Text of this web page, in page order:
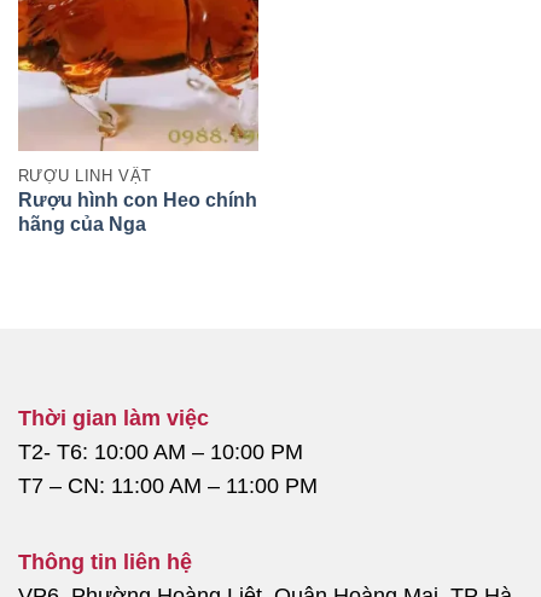
RƯỢU LINH VẬT
Rượu hình con Heo chính
hãng của Nga
Thời gian làm việc
T2- T6: 10:00 AM – 10:00 PM
T7 – CN: 11:00 AM – 11:00 PM
Thông tin liên hệ